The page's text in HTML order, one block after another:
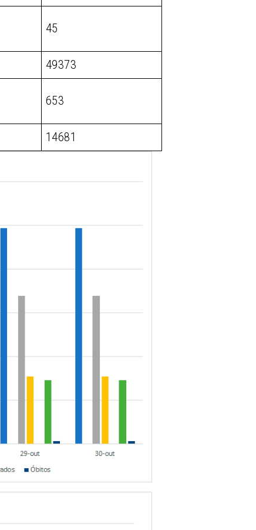
45
49373
653
14681